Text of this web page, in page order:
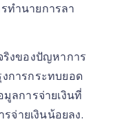
ทำนายการลา
ริงของปัญหาการ
การกระทบยอด
มูลการจ่ายเงินที่
จ่ายเงินน้อยลง.